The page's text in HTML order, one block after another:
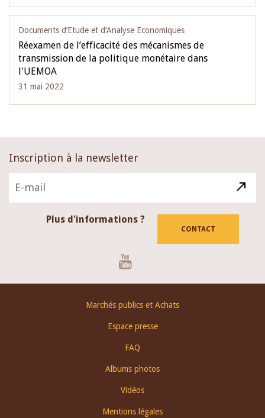
Documents d’Etude et d’Analyse Economiques
Réexamen de l’efficacité des mécanismes de
transmission de la politique monétaire dans
l'UEMOA
31 mai 2022
Inscription à la newsletter
Plus d'informations ?
CONTACT
Marchés publics et Achats
Espace presse
FAQ
Albums photos
Vidéos
Mentions légales